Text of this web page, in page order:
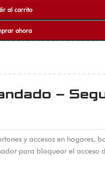
al carrito
ahora
–
y accesos en hogares,
para bloquear el